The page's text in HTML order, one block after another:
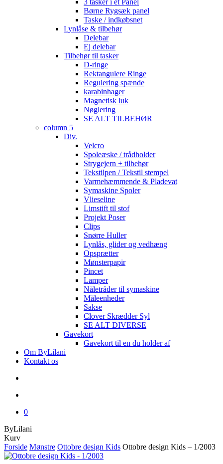
3 tasker i et Panel
Børne Rygsæk panel
Taske / indkøbsnet
Lynlåse & tilbehør
Delebar
Ej delebar
Tilbehør til tasker
D-ringe
Rektangulere Ringe
Regulering spænde
karabinhager
Magnetisk luk
Nøglering
SE ALT TILBEHØR
column 5
Div.
Velcro
Spoleæske / trådholder
Strygejern + tilbehør
Tekstilpen / Tekstil stempel
Varmehæmmende & Pladevat
Symaskine Spoler
Vlieseline
Limstift til stof
Projekt Poser
Clips
Snørre Huller
Lynlås, glider og vedhæng
Opsprætter
Mønsterpapir
Pincet
Lamper
Nåletråder til symaskine
Måleenheder
Sakse
Clover Skrædder Syl
SE ALT DIVERSE
Gavekort
Gavekort til en du holder af
Om ByLilani
Kontakt os
0
ByLilani
KurvClose
Cart
Forside Mønstre Ottobre design Kids Ottobre design Kids – 1/2003